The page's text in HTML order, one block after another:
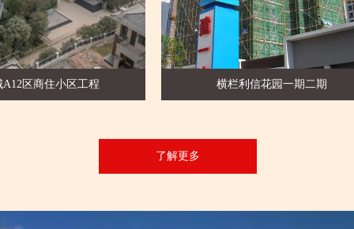
远洋城A12区商住小区工程 横栏利信
了解更多